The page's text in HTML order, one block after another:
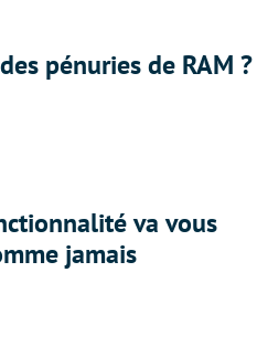
pénuries de RAM ?
va vous
jamais